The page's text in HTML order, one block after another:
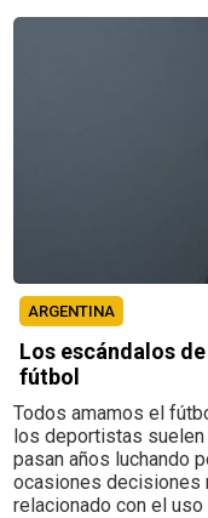
ARGENTINA
Los escándalos
fútbol
Todos amamos el
los deportistas
pasan años luchando
ocasiones decisiones
relacionado con el